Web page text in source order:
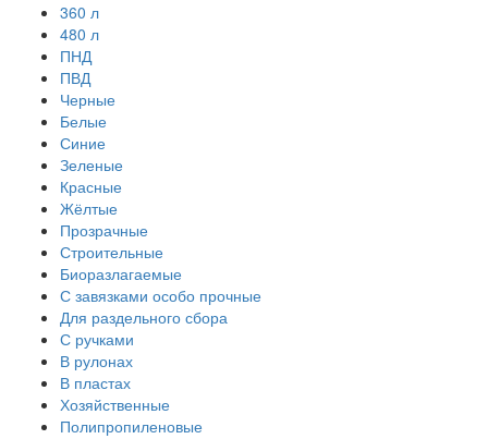
360 л
480 л
ПНД
ПВД
Черные
Белые
Синие
Зеленые
Красные
Жёлтые
Прозрачные
Строительные
Биоразлагаемые
С завязками особо прочные
Для раздельного сбора
С ручками
В рулонах
В пластах
Хозяйственные
Полипропиленовые